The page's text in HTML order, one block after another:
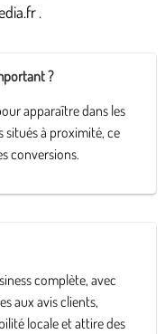
.
?
apparaître dans les
situés à proximité, ce
conversions.
complète, avec
aux avis clients,
locale et attire des